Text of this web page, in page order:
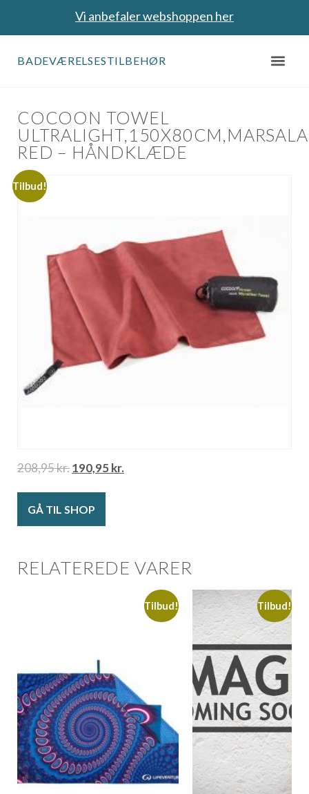
Vi anbefaler webshoppen her
BADEVÆRELSESTILBEHØR
COCOON TOWEL
ULTRALIGHT,150X80CM,MARSALA
RED – HÅNDKLÆDE
Tilbud!
208,95kr.190,95kr.
GÅ TIL SHOP
RELATEREDE VARER
Tilbud! Tilbud!